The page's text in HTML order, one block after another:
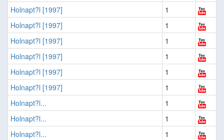
Holnapt?l [1997]
1
Holnapt?l [1997]
1
Holnapt?l [1997]
1
Holnapt?l [1997]
1
Holnapt?l [1997]
1
Holnapt?l [1997]
1
Holnapt?l...
1
Holnapt?l...
1
Holnapt?l...
1